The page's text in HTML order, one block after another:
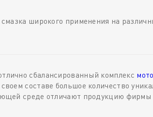
широкого применения на
сбалансированный комплекс
составе большое количество
среде отличают продукцию